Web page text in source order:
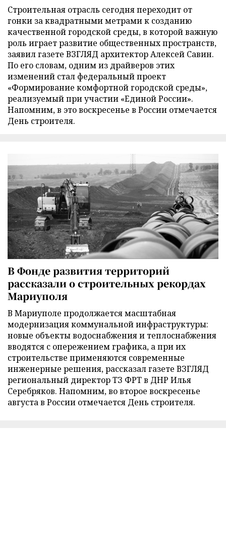
Строительная отрасль сегодня переходит от
гонки за квадратными метрами к созданию
качественной городской среды, в которой важную
роль играет развитие общественных пространств,
заявил газете ВЗГЛЯД архитектор Алексей Савин.
По его словам, одним из драйверов этих
изменений стал федеральный проект
«Формирование комфортной городской среды»,
реализуемый при участии «Единой России».
Напомним, в это воскресенье в России отмечается
День строителя.
В Фонде развития территорий
рассказали о строительных рекордах
Мариуполя
В Мариуполе продолжается масштабная
модернизация коммунальной инфраструктуры:
новые объекты водоснабжения и теплоснабжения
вводятся с опережением графика, а при их
строительстве применяются современные
инженерные решения, рассказал газете ВЗГЛЯД
региональный директор ТЗ ФРТ в ДНР Илья
Серебряков. Напомним, во второе воскресенье
августа в России отмечается День строителя.